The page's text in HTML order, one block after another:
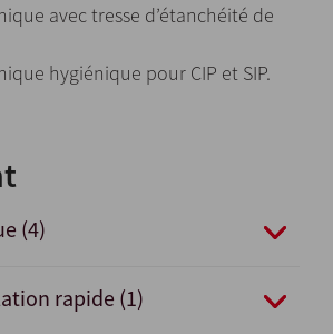
avec tresse d’étanchéité de
hygiénique pour CIP et SIP.
(4)
rapide (1)